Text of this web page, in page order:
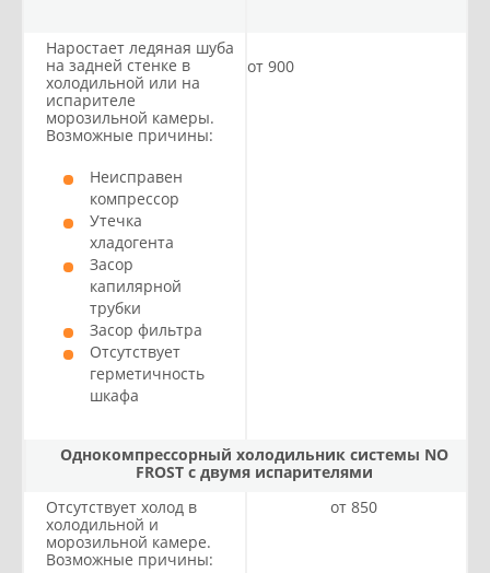
Наростает ледяная шуба
на задней стенке в
холодильной или на
испарителе
морозильной камеры.
Возможные причины:
Неисправен
компрессор
Утечка
хладогента
Засор
капилярной
трубки
Засор фильтра
Отсутствует
герметичность
шкафа
от 900
Однокомпрессорный холодильник системы NO
FROST с двумя испарителями
Отсутствует холод в
холодильной и
морозильной камере.
Возможные причины:
от 850